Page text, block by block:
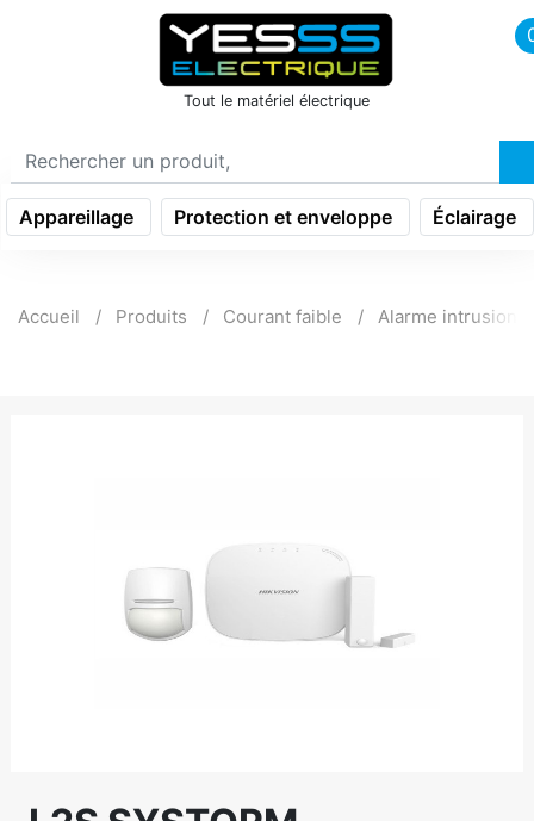
icon menu burger
Tout le matériel électrique
Appareillage Protection et enveloppe Éclairage
Accueil Produits Courant faible Alarme intrusion